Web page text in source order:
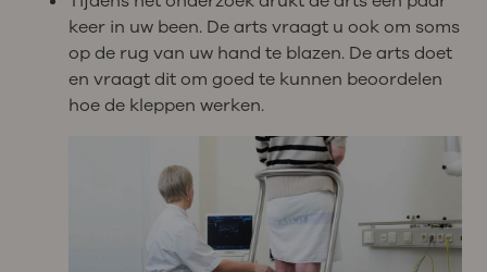
keer in uw been. De arts vraagt u ook om soms
op de rug van uw hand te blazen. De arts doet
en vraagt dit om goed te kunnen beoordelen
hoe de kleppen werken.